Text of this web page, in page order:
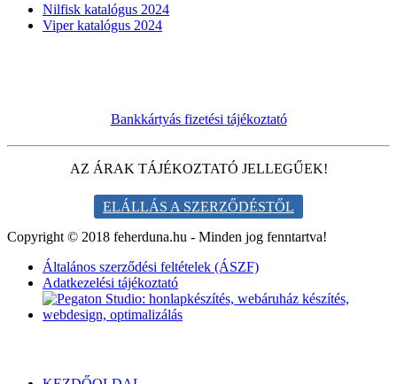
Nilfisk katalógus 2024
Viper katalógus 2024
Bankkártyás fizetési tájékoztató
AZ ÁRAK TÁJÉKOZTATÓ JELLEGŰEK!
ELÁLLÁS A SZERZŐDÉSTŐL
Copyright © 2018 feherduna.hu - Minden jog fenntartva!
Általános szerződési feltételek (ÁSZF)
Adatkezelési tájékoztató